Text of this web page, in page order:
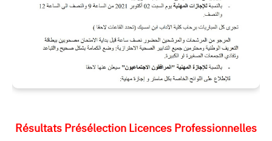
Résultats Présélection Licences Professionnelles